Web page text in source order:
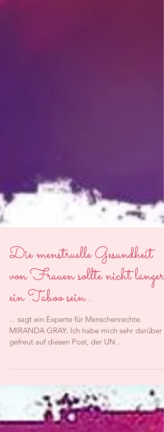
Die menstruelle Gesundheit
von Frauen sollte nicht länger
ein Taboo sein...
... sagt ein Experte für Menschenrechte.
gefreut auf diesen Post, der UN
Menschenrechte...